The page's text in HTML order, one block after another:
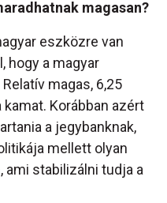
magasan?
eszközre van
hogy a magyar
magas, 6,25
Korábban azért
a jegybanknak,
mellett olyan
stabilizálni tudja a